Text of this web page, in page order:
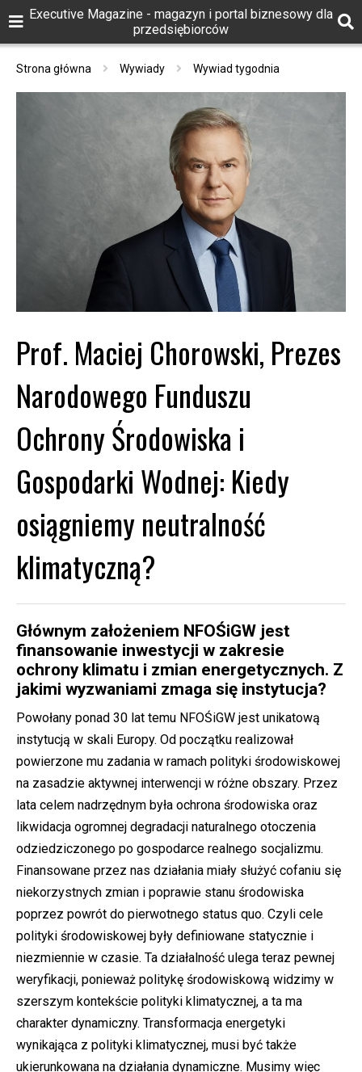
Executive Magazine - magazyn i portal biznesowy dla
przedsiębiorców
Strona główna Wywiady Wywiad tygodnia
Prof. Maciej Chorowski, Prezes
Narodowego Funduszu
Ochrony Środowiska i
Gospodarki Wodnej: Kiedy
osiągniemy neutralność
klimatyczną?
Głównym założeniem NFOŚiGW jest
finansowanie inwestycji w zakresie
ochrony klimatu i zmian energetycznych. Z
jakimi wyzwaniami zmaga się instytucja?
Powołany ponad 30 lat temu NFOŚiGW jest unikatową
instytucją w skali Europy. Od początku realizował
powierzone mu zadania w ramach polityki środowiskowej
na zasadzie aktywnej interwencji w różne obszary. Przez
lata celem nadrzędnym była ochrona środowiska oraz
likwidacja ogromnej degradacji naturalnego otoczenia
odziedziczonego po gospodarce realnego socjalizmu.
Finansowane przez nas działania miały służyć cofaniu się
niekorzystnych zmian i poprawie stanu środowiska
poprzez powrót do pierwotnego status quo. Czyli cele
polityki środowiskowej były definiowane statycznie i
niezmiennie w czasie. Ta działalność ulega teraz pewnej
weryfikacji, ponieważ politykę środowiskową widzimy w
szerszym kontekście polityki klimatycznej, a ta ma
charakter dynamiczny. Transformacja energetyki
wynikająca z polityki klimatycznej, musi być także
ukierunkowana na działania dynamiczne. Musimy więc